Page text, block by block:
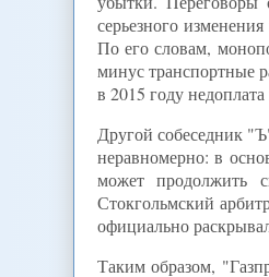
серьезного
По его словам,
минус транспортные
в 2015 году
Другой собеседник
неравномерно: в
может продолжить
Стокгольмский
официально
Таким образом,